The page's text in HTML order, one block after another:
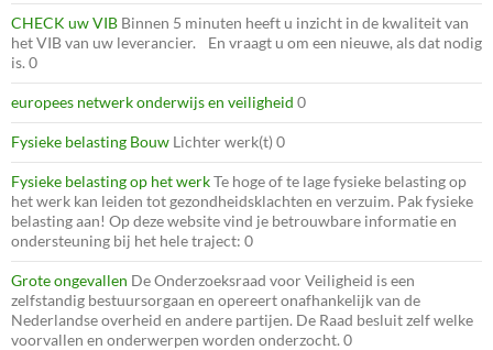
CHECK uw VIB Binnen 5 minuten heeft u inzicht in de kwaliteit van
het VIB van uw leverancier. En vraagt u om een nieuwe, als dat nodig
is. 0
europees netwerk onderwijs en veiligheid 0
Fysieke belasting Bouw Lichter werk(t) 0
Fysieke belasting op het werkTe hoge of te lage fysieke belasting op
het werk kan leiden tot gezondheidsklachten en verzuim. Pak fysieke
belasting aan! Op deze website vind je betrouwbare informatie en
ondersteuning bij het hele traject: 0
Grote ongevallen De Onderzoeksraad voor Veiligheid is een
zelfstandig bestuursorgaan en opereert onafhankelijk van de
Nederlandse overheid en andere partijen. De Raad besluit zelf welke
voorvallen en onderwerpen worden onderzocht. 0